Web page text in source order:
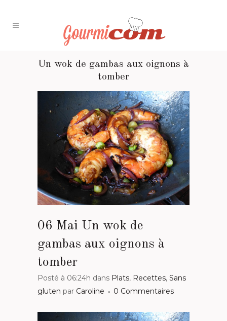
Un wok de gambas aux oignons à
tomber
06 Mai Un wok de
gambas aux oignons à
tomber
Posté à 06:24h dans Plats, Recettes, Sans
gluten par Caroline 0 Commentaires